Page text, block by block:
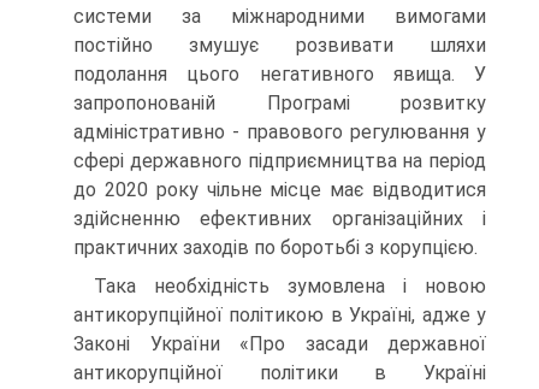
системи за міжнародними вимогами
постійно змушує розвивати шляхи
подолання цього негативного явища. У
запропонованій Програмі розвитку
адміністративно - правового регулювання у
сфері державного підприємництва на період
до 2020 року чільне місце має відводитися
здійсненню ефективних організаційних і
практичних заходів по боротьбі з корупцією.
Така необхідність зумовлена і новою
антикорупційної політикою в Україні, адже у
Законі України «Про засади державної
антикорупційної політики в Україні